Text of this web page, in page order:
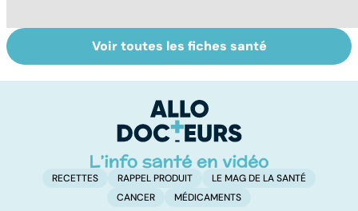
VIH : la maladie
dont on ne guérit
Tout savoir sur
les infections
Voir toutes les fiches santé
RECETTES RAPPEL PRODUIT
LE MAG DE LA SANTÉ
CANCER
MÉDICAMENTS